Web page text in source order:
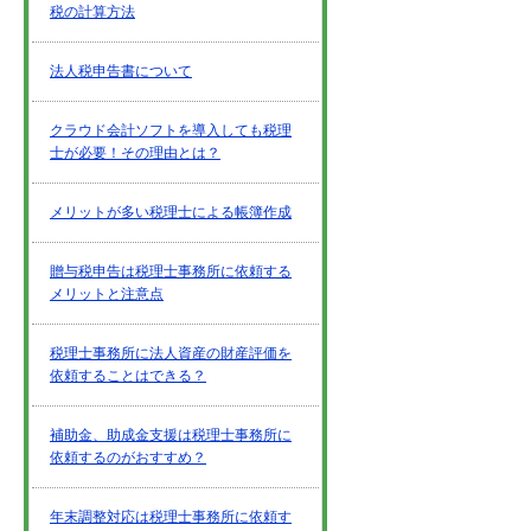
税の計算方法
法人税申告書について
クラウド会計ソフトを導入しても税理
士が必要！その理由とは？
メリットが多い税理士による帳簿作成
贈与税申告は税理士事務所に依頼する
メリットと注意点
税理士事務所に法人資産の財産評価を
依頼することはできる？
補助金、助成金支援は税理士事務所に
依頼するのがおすすめ？
年末調整対応は税理士事務所に依頼す